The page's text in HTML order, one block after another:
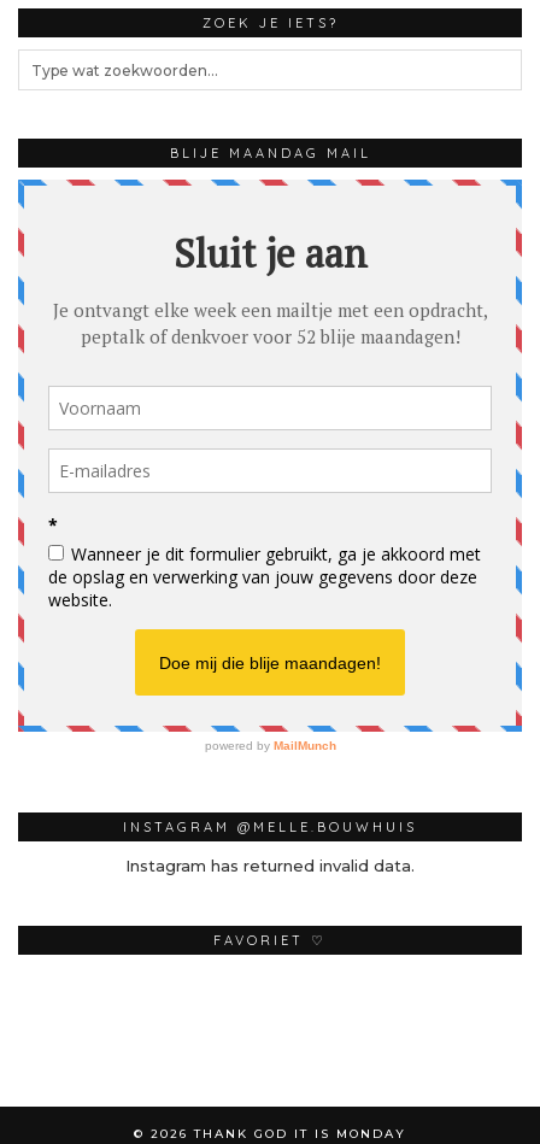
ZOEK JE IETS?
BLIJE MAANDAG MAIL
INSTAGRAM @MELLE.BOUWHUIS
Instagram has returned invalid data.
FAVORIET ♡
© 2026THANK GOD IT IS MONDAY